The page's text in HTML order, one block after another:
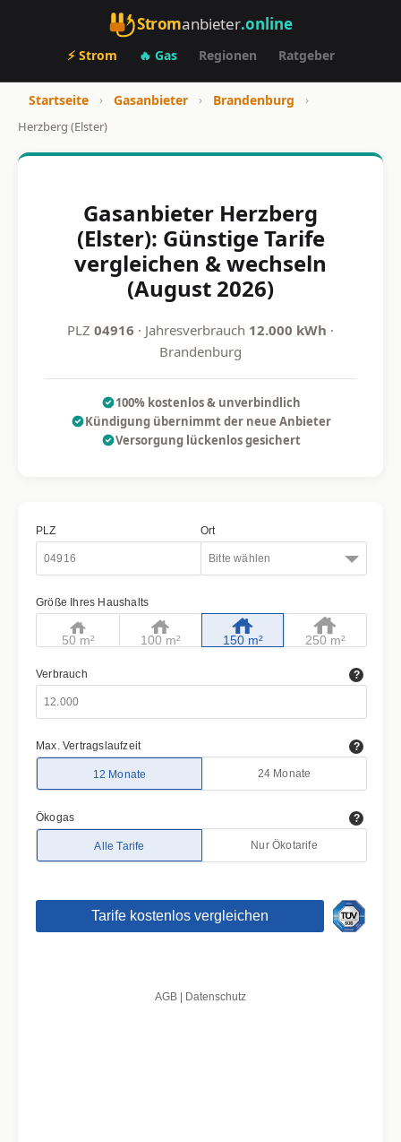
Stromanbieter.online
⚡ Strom 🔥 Gas Regionen Ratgeber
Startseite › Gasanbieter › Brandenburg
›
Herzberg (Elster)
Gasanbieter Herzberg
(Elster): Günstige Tarife
vergleichen & wechseln
(August 2026)
PLZ 04916 · Jahresverbrauch 12.000 kWh ·
Brandenburg
100% kostenlos & unverbindlich
Kündigung übernimmt der neue Anbieter
Versorgung lückenlos gesichert